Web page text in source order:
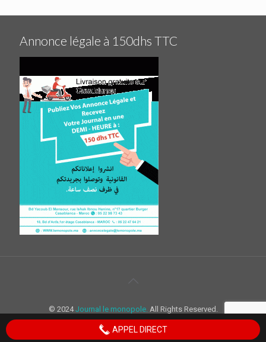
Annonce légale à 150dhs TTC
© 2024Journal le monopole. All Rights Reserved.
APPEL DIRECT